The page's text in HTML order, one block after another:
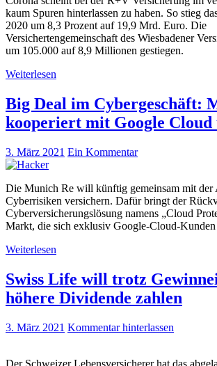
kaum Spuren hinterlassen zu haben. So stieg
2020 um 8,3 Prozent auf 19,9 Mrd. Euro. Die
Versichertengemeinschaft des Wiesbadener
um 105.000 auf 8,9 Millionen gestiegen.
Weiterlesen
Big Deal im Cybergeschäft:
kooperiert mit Google
3. März 2021 Ein Kommentar
Die Munich Re will künftig gemeinsam mit der
Cyberrisiken versichern. Dafür bringt der
Cyberversicherungslösung namens „Cloud
Markt, die sich exklusiv Google-Cloud-
Weiterlesen
Swiss Life will trotz
höhere Dividende zahlen
3. März 2021 Kommentar hinterlassen
Der Schweizer Lebensversicherer hat das